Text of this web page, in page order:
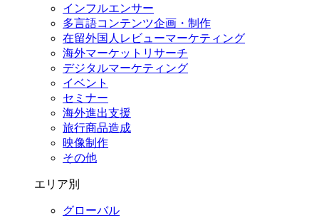
インフルエンサー
多言語コンテンツ企画・制作
在留外国⼈レビューマーケティング
海外マーケットリサーチ
デジタルマーケティング
イベント
セミナー
海外進出支援
旅行商品造成
映像制作
その他
エリア別
グローバル